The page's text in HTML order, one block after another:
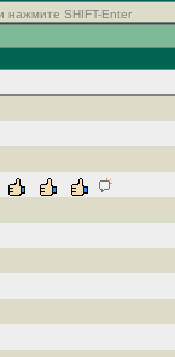
нажмите SHIFT-Enter